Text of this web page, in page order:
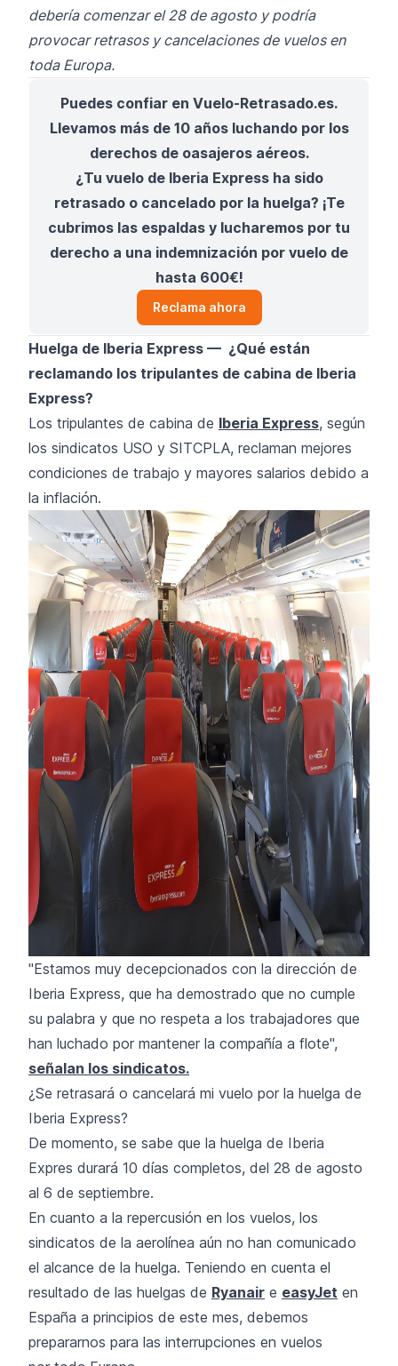
debería comenzar el 28 de agosto y podría
provocar retrasos y cancelaciones de vuelos en
toda Europa.
Puedes confiar en Vuelo-Retrasado.es.
Llevamos más de 10 años luchando por los
derechos de oasajeros aéreos.
¿Tu vuelo de Iberia Express ha sido
retrasado o cancelado por la huelga? ¡Te
cubrimos las espaldas y lucharemos por tu
derecho a una indemnización por vuelo de
hasta 600€!
Reclama ahora
Huelga de Iberia Express — ¿Qué están
reclamando los tripulantes de cabina de Iberia
Express?
Los tripulantes de cabina de Iberia Express, según
los sindicatos USO y SITCPLA, reclaman mejores
condiciones de trabajo y mayores salarios debido a
la inflación.
"Estamos muy decepcionados con la dirección de
Iberia Express, que ha demostrado que no cumple
su palabra y que no respeta a los trabajadores que
han luchado por mantener la compañía a flote",
señalan los sindicatos.
¿Se retrasará o cancelará mi vuelo por la huelga de
Iberia Express?
De momento, se sabe que la huelga de Iberia
Expres durará 10 días completos, del 28 de agosto
al 6 de septiembre.
En cuanto a la repercusión en los vuelos, los
sindicatos de la aerolínea aún no han comunicado
el alcance de la huelga. Teniendo en cuenta el
resultado de las huelgas de Ryanair e easyJet en
España a principios de este mes, debemos
prepararnos para las interrupciones en vuelos